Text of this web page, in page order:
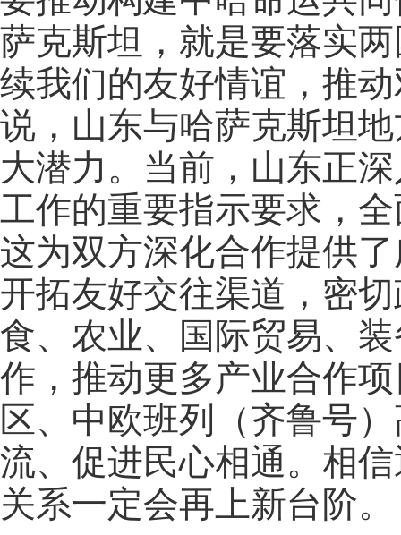
萨克斯坦，就是要落实
续我们的友好情谊，推
说，山东与哈萨克斯坦
大潜力。当前，山东正
工作的重要指示要求，
这为双方深化合作提供
开拓友好交往渠道，密
食、农业、国际贸易、
作，推动更多产业合作
区、中欧班列（齐鲁号
流、促进民心相通。相
关系一定会再上新台阶。